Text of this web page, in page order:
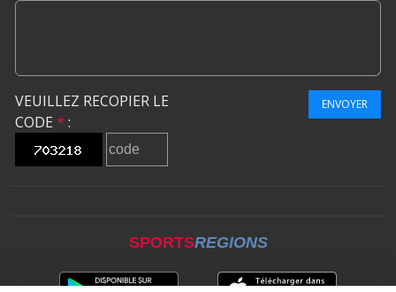
VEUILLEZ RECOPIER LE
CODE * :
ENVOYER
SPORTSREGIONS